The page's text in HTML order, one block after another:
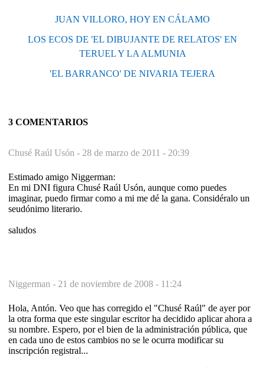
JUAN VILLORO, HOY EN CÁLAMO
LOS ECOS DE 'EL DIBUJANTE DE RELATOS' EN
TERUEL Y LA ALMUNIA
'EL BARRANCO' DE NIVARIA TEJERA
3 COMENTARIOS
Chusé Raúl Usón - 28 de marzo de 2011 - 20:39
Estimado amigo Niggerman:
En mi DNI figura Chusé Raúl Usón, aunque como puedes
imaginar, puedo firmar como a mi me dé la gana. Considéralo un
seudónimo literario.
saludos
Niggerman - 21 de noviembre de 2008 - 11:24
Hola, Antón. Veo que has corregido el "Chusé Raúl" de ayer por
la otra forma que este singular escritor ha decidido aplicar ahora a
su nombre. Espero, por el bien de la administración pública, que
en cada uno de estos cambios no se le ocurra modificar su
inscripción registral...